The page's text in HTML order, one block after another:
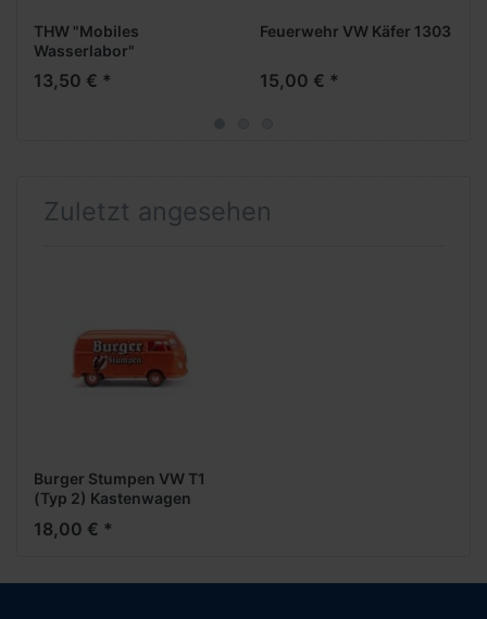
THW "Mobiles
Wasserlabor"
Wohnwagen
13,50 € *
Feuerwehr VW Käfer 1303
15,00 € *
Zuletzt angesehen
Burger Stumpen VW T1
(Typ 2) Kastenwagen
18,00 € *